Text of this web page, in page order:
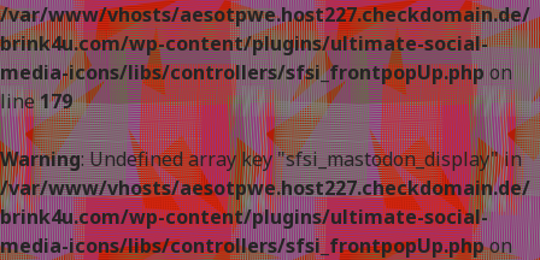
/var/www/vhosts/aesotpwe.host227.checkdomain.de/
brink4u.com/wp-content/plugins/ultimate-social-
media-icons/libs/controllers/sfsi_frontpopUp.phpon
line179
Warning: Undefined array key "sfsi_mastodon_display" in
/var/www/vhosts/aesotpwe.host227.checkdomain.de/
brink4u.com/wp-content/plugins/ultimate-social-
media-icons/libs/controllers/sfsi_frontpopUp.phpon